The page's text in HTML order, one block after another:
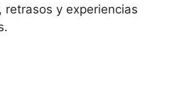
y experiencias